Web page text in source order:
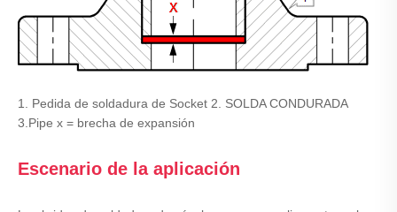
1. Pedida de soldadura de Socket 2. SOLDA CONDURADA
3.Pipe x = brecha de expansión
Escenario de la aplicación